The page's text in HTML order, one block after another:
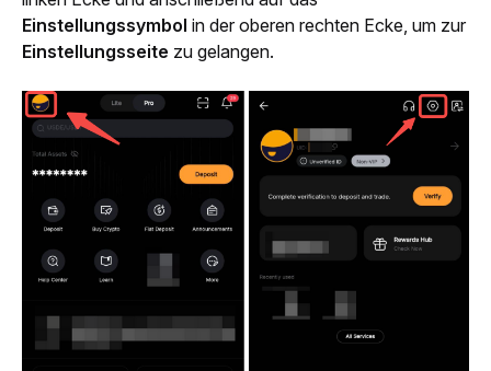
Einstellungssymbol
Einstellungsseite zu gelangen.